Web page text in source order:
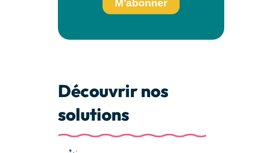
Découvrir nos
solutions